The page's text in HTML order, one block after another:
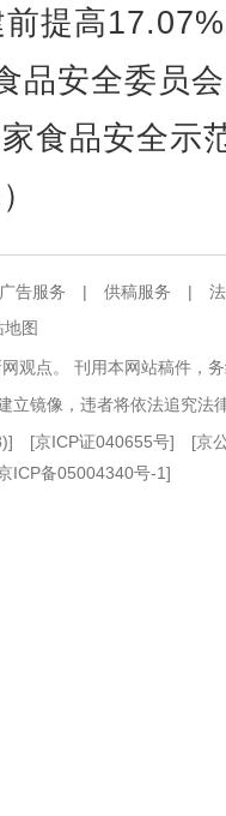
提高
品安全委员
食品安全示
广告服务 | 供稿服务 |
地图
观点。 刊用本网站稿件，
立镜像，违者将依法追究法
] [京ICP证040655号] [京
ICP备05004340号-1]